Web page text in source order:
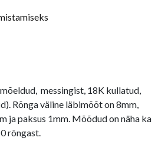
messingist, 18K kullatud,
Rõnga väline läbimõõt on 8mm,
ja paksus 1mm. Mõõdud on näha ka
rõngast.